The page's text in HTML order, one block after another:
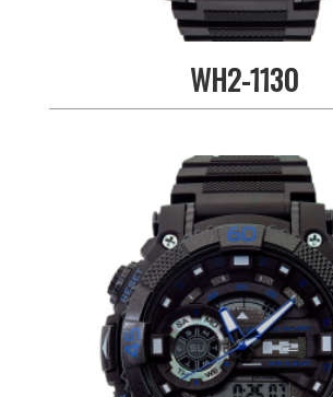
WH2-1130